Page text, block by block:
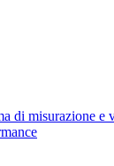
di misurazione e